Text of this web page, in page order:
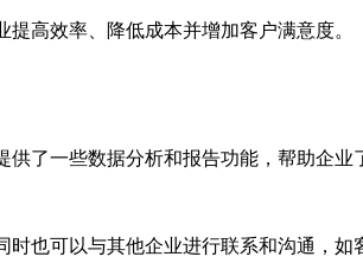
高效率、降低成本并增加客户满意度。
了一些数据分析和报告功能，帮助企业
也可以与其他企业进行联系和沟通，如